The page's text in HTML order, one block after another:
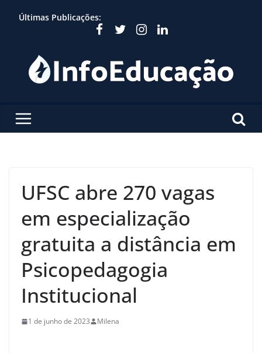
Últimas Publicações:
UFSC abre 270 vagas
em especialização
gratuita a distância em
Psicopedagogia
Institucional
1 de junho de 2023 Milena